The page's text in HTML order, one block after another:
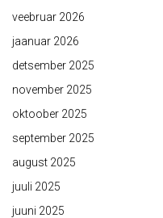
veebruar 2026
jaanuar 2026
detsember 2025
november 2025
oktoober 2025
september 2025
august 2025
juuli 2025
juuni 2025